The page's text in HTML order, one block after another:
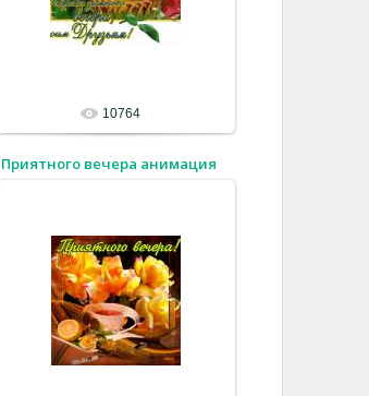
10764
Приятного вечера анимация